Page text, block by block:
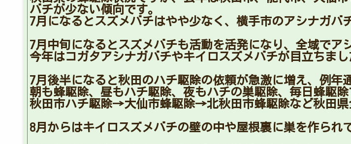
バチが少ない傾向です。
7月になるとスズメバチはやや少なく、横手市のアシナガバ
7月中旬になるとスズメバチも活動を活発になり、全域でア
今年はコガタアシナガバチやキイロスズメバチが目立ちまし
7月後半になると秋田のハチ駆除の依頼が急激に増え、例年
朝も蜂駆除、昼もハチ駆除、夜もハチの巣駆除、毎日蜂駆除
秋田市ハチ駆除→大仙市蜂駆除→北秋田市蜂駆除など秋田県
8月からはキイロスズメバチの壁の中や屋根裏に巣を作られ